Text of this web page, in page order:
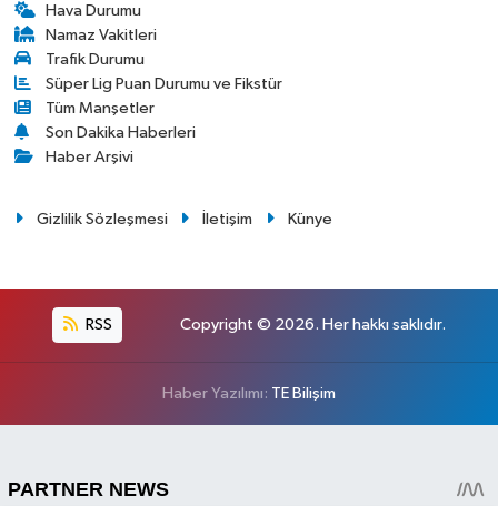
Hava Durumu
Namaz Vakitleri
Trafik Durumu
Süper Lig Puan Durumu ve Fikstür
Tüm Manşetler
Son Dakika Haberleri
Haber Arşivi
Gizlilik Sözleşmesi İletişim Künye
RSS Copyright © 2026. Her hakkı saklıdır.
Haber Yazılımı: TE Bilişim